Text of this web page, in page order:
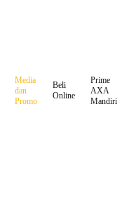
Media
dan
Promo
Beli
Online
Prime
AXA
Mandiri